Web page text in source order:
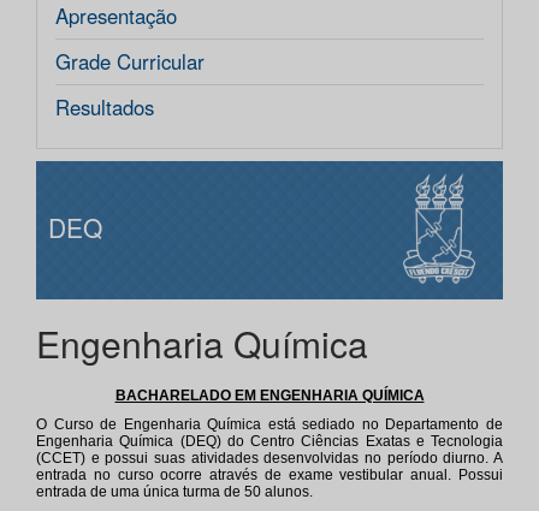
Apresentação
Grade Curricular
Resultados
DEQ
Engenharia Química
BACHARELADO EM ENGENHARIA QUÍMICA
O Curso de Engenharia Química está sediado no Departamento de
Engenharia Química (DEQ) do Centro Ciências Exatas e Tecnologia
(CCET) e possui suas atividades desenvolvidas no período diurno. A
entrada no curso ocorre através de exame vestibular anual. Possui
entrada de uma única turma de 50 alunos.